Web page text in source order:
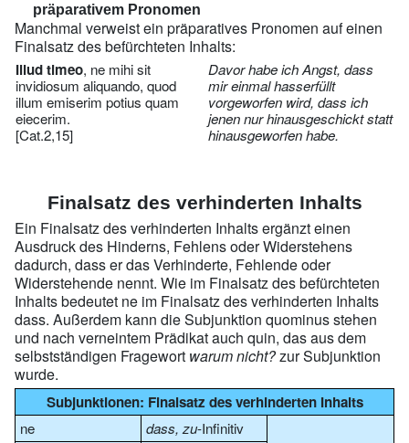
präparativem Pronomen
Manchmal verweist ein präparatives Pronomen auf einen
Finalsatz des befürchteten Inhalts:
Illud timeo, ne mihi sit
invidiosum aliquando, quod
illum emiserim potius quam
eiecerim.
[Cat.2,15]
Davor habe ich Angst, dass
mir einmal hasserfüllt
vorgeworfen wird, dass ich
jenen nur hinausgeschickt statt
hinausgeworfen habe.
Finalsatz des verhinderten Inhalts
Ein Finalsatz des verhinderten Inhalts ergänzt einen
Ausdruck des Hinderns, Fehlens oder Widerstehens
dadurch, dass er das Verhinderte, Fehlende oder
Widerstehende nennt. Wie im Finalsatz des befürchteten
Inhalts bedeutet ne im Finalsatz des verhinderten Inhalts
dass. Außerdem kann die Subjunktion quominus stehen
und nach verneintem Prädikat auch quin, das aus dem
selbstständigen Fragewort warum nicht?zur Subjunktion
wurde.
Subjunktionen: Finalsatz des verhinderten Inhalts
ne dass, zu-Infinitiv